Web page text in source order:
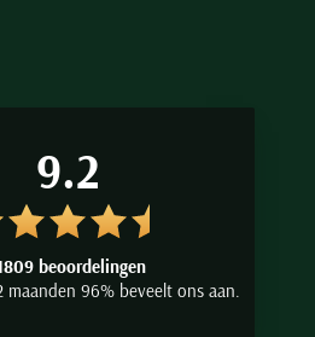
9.2
beoordelingen
maanden 96% beveelt ons aan.